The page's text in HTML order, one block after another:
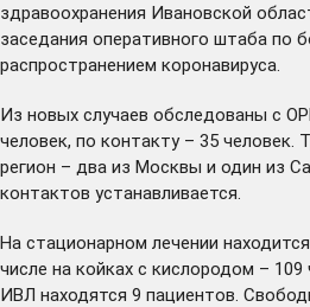
здравоохранения Ивановской
заседания оперативного штаба по
распространением коронавируса.
Из новых случаев обследованы с
человек, по контакту – 35 человек.
регион – два из Москвы и один из
контактов устанавливается.
На стационарном лечении
числе на койках с кислородом – 109
ИВЛ находятся 9 пациентов.